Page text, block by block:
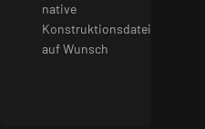
native
Konstruktionsdatei
auf Wunsch